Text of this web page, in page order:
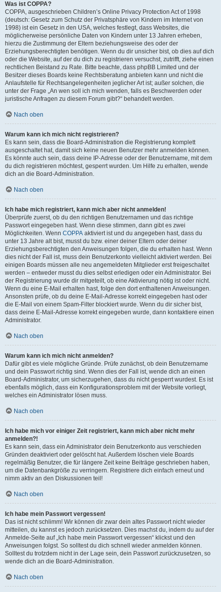
Was ist COPPA?
COPPA, ausgeschrieben Children’s Online Privacy Protection Act of 1998
(deutsch: Gesetz zum Schutz der Privatsphäre von Kindern im Internet von
1998) ist ein Gesetz in den USA, welches festlegt, dass Websites, die
möglicherweise persönliche Daten von Kindern unter 13 Jahren erheben,
hierzu die Zustimmung der Eltern beziehungsweise des oder der
Erziehungsberechtigten benötigen. Wenn du dir unsicher bist, ob dies auf dich
oder die Website, auf der du dich zu registrieren versuchst, zutrifft, ziehe einen
rechtlichen Beistand zu Rate. Bitte beachte, dass phpBB Limited und der
Besitzer dieses Boards keine Rechtsberatung anbieten kann und nicht die
Anlaufstelle für Rechtsangelegenheiten jeglicher Art ist; außer solchen, die
unter der Frage „An wen soll ich mich wenden, falls es Beschwerden oder
juristische Anfragen zu diesem Forum gibt?“ behandelt werden.
Nach oben
Warum kann ich mich nicht registrieren?
Es kann sein, dass die Board-Administration die Registrierung komplett
ausgeschaltet hat, damit sich keine neuen Benutzer mehr anmelden können.
Es könnte auch sein, dass deine IP-Adresse oder der Benutzername, mit dem
du dich registrieren möchtest, gesperrt wurden. Um Hilfe zu erhalten, wende
dich an die Board-Administration.
Nach oben
Ich habe mich registriert, kann mich aber nicht anmelden!
Überprüfe zuerst, ob du den richtigen Benutzernamen und das richtige
Passwort eingegeben hast. Wenn diese stimmen, dann gibt es zwei
Möglichkeiten. Wenn COPPA aktiviert ist und du angegeben hast, dass du
unter 13 Jahre alt bist, musst du bzw. einer deiner Eltern oder deiner
Erziehungsberechtigten den Anweisungen folgen, die du erhalten hast. Wenn
dies nicht der Fall ist, muss dein Benutzerkonto vielleicht aktiviert werden. Bei
einigen Boards müssen alle neu angemeldeten Mitglieder erst freigeschaltet
werden – entweder musst du dies selbst erledigen oder ein Administrator. Bei
der Registrierung wurde dir mitgeteilt, ob eine Aktivierung nötig ist oder nicht.
Wenn du eine E-Mail erhalten hast, folge den dort enthaltenen Anweisungen.
Ansonsten prüfe, ob du deine E-Mail-Adresse korrekt eingegeben hast oder
die E-Mail von einem Spam-Filter blockiert wurde. Wenn du dir sicher bist,
dass deine E-Mail-Adresse korrekt eingegeben wurde, dann kontaktiere einen
Administrator.
Nach oben
Warum kann ich mich nicht anmelden?
Dafür gibt es viele mögliche Gründe. Prüfe zunächst, ob dein Benutzername
und dein Passwort richtig sind. Wenn dies der Fall ist, wende dich an einen
Board-Administrator, um sicherzugehen, dass du nicht gesperrt wurdest. Es ist
ebenfalls möglich, dass ein Konfigurationsproblem mit der Website vorliegt,
welches ein Administrator lösen muss.
Nach oben
Ich habe mich vor einiger Zeit registriert, kann mich aber nicht mehr
anmelden?!
Es kann sein, dass ein Administrator dein Benutzerkonto aus verschieden
Gründen deaktiviert oder gelöscht hat. Außerdem löschen viele Boards
regelmäßig Benutzer, die für längere Zeit keine Beiträge geschrieben haben,
um die Datenbankgröße zu verringern. Registriere dich einfach erneut und
nimm aktiv an den Diskussionen teil!
Nach oben
Ich habe mein Passwort vergessen!
Das ist nicht schlimm! Wir können dir zwar dein altes Passwort nicht wieder
mitteilen, du kannst es jedoch zurücksetzen. Dies machst du, indem du auf der
Anmelde-Seite auf „Ich habe mein Passwort vergessen“ klickst und den
Anweisungen folgst. So solltest du dich schnell wieder anmelden können.
Solltest du trotzdem nicht in der Lage sein, dein Passwort zurückzusetzen, so
wende dich an die Board-Administration.
Nach oben